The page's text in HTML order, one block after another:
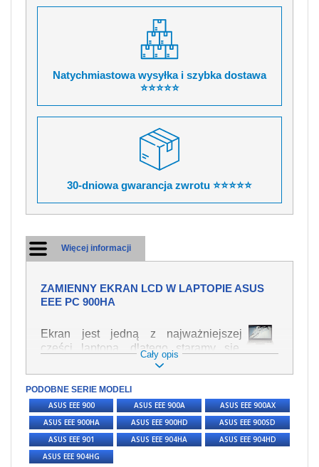
Natychmiastowa wysyłka i szybka dostawa
⭐⭐⭐⭐⭐
30-dniowa gwarancja zwrotu ⭐⭐⭐⭐⭐
Więcej informacji
ZAMIENNY EKRAN LCD W LAPTOPIE ASUS
EEE PC 900HA
Ekran jest jedną z najważniejszej
części laptopa, dlatego staramy się,
żeby był jak najwyższej jakości. Służy
on do wyświetlania tekstu lub obrazu w
różnych formach. Ponieważ może łatwo
ulec uszkodzeniu, należy obchodzić się
z nim z jak największą ostrożnością. Do
najczęstszych uszkodzeń można
zaliczyć uszkodzenia mechaniczne np.
rozbity lub pęknięty ekran, następnie
Cały opis
PODOBNE SERIE MODELI
ASUS EEE 900
ASUS EEE 900A
ASUS EEE 900AX
ASUS EEE 900HA
ASUS EEE 900HD
ASUS EEE 900SD
ASUS EEE 901
ASUS EEE 904HA
ASUS EEE 904HD
ASUS EEE 904HG